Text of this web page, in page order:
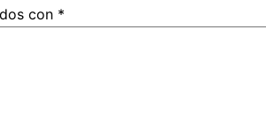
con *